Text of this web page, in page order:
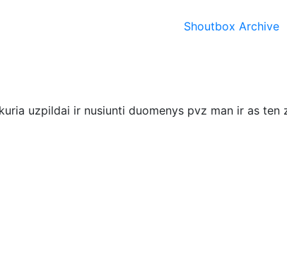
Shoutbox Archive
uzpildai ir nusiunti duomenys pvz man ir as ten